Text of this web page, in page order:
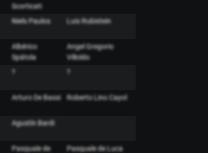
Scorticati
Niels Paulos Luis Rubistein
Albérico
Spátola
Angel Gregorio
Villoldo
? ?
Arturo De Bassi Roberto Lino Cayol
Agustín Bardi
Pasquale de
Pasquale de Luca